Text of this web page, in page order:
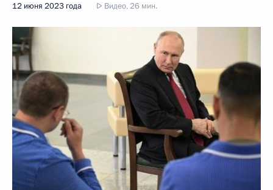
12 июня 2023 года Видео, 26 мин.